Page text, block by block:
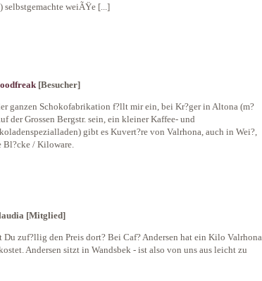
selbstgemachte weiÃŸe [...]
[Besucher]
ganzen Schokofabrikation f?llt mir ein, bei Kr?ger in Altona (m?
der Grossen Bergstr. sein, ein kleiner Kaffee- und
gibt es Kuvert?re von Valrhona, auch in Wei?,
Bl?cke / Kiloware.
[Mitglied]
Du zuf?llig den Preis dort? Bei Caf? Andersen hat ein Kilo Valrhona
Andersen sitzt in Wandsbek - ist also von uns aus leicht zu